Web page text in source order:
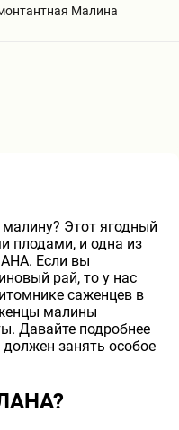
Малина
Этот ягодный
плодами, и одна из
Если вы
рай, то у нас
саженцев в
малины
Давайте подробнее
должен занять особое